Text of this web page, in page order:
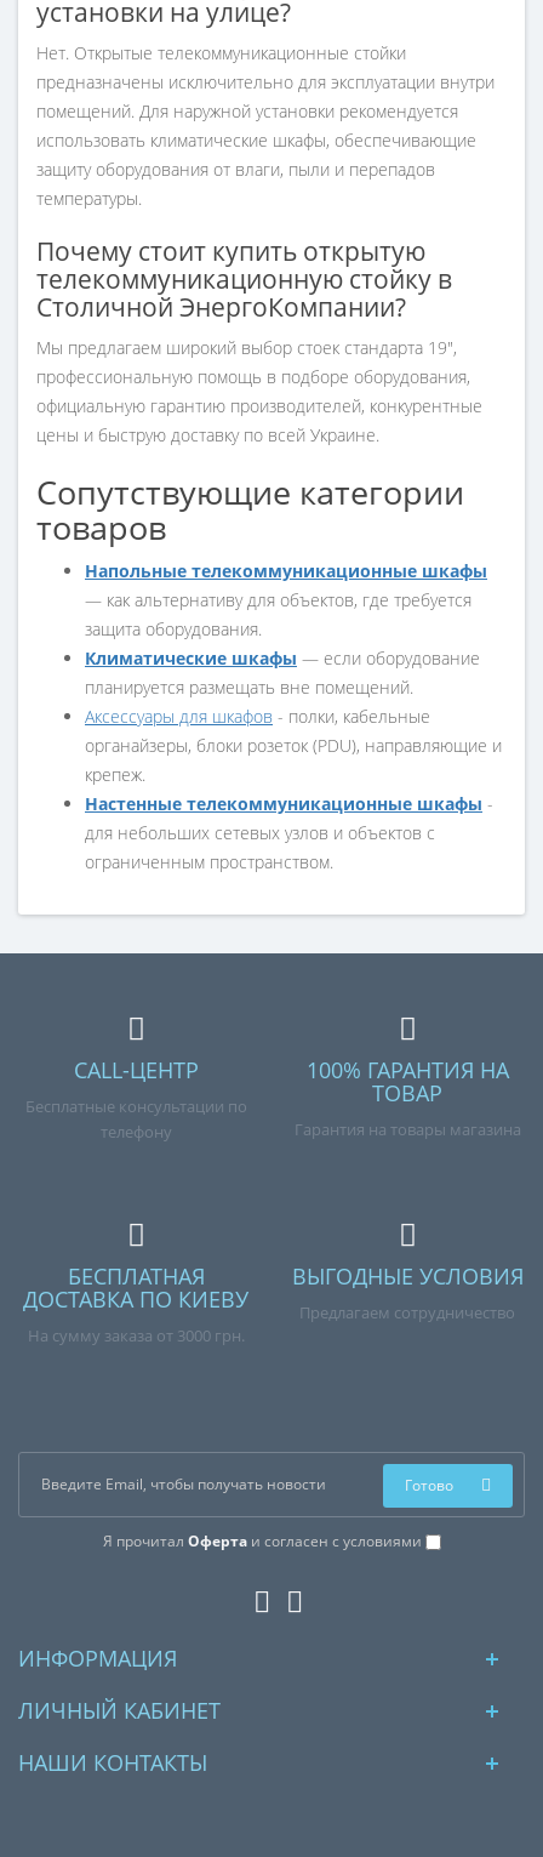
установки на улице?
Нет. Открытые телекоммуникационные стойки
предназначены исключительно для эксплуатации внутри
помещений. Для наружной установки рекомендуется
использовать климатические шкафы, обеспечивающие
защиту оборудования от влаги, пыли и перепадов
температуры.
Почему стоит купить открытую
телекоммуникационную стойку в
Столичной ЭнергоКомпании?
Мы предлагаем широкий выбор стоек стандарта 19",
профессиональную помощь в подборе оборудования,
официальную гарантию производителей, конкурентные
цены и быструю доставку по всей Украине.
Сопутствующие категории
товаров
Напольные телекоммуникационные шкафы
— как альтернативу для объектов, где требуется
защита оборудования.
Климатические шкафы — если оборудование
планируется размещать вне помещений.
Аксессуары для шкафов - полки, кабельные
органайзеры, блоки розеток (PDU), направляющие и
крепеж.
Настенные телекоммуникационные шкафы -
для небольших сетевых узлов и объектов с
ограниченным пространством.
CALL-ЦЕНТР
Бесплатные консультации по
телефону
100% ГАРАНТИЯ НА
ТОВАР
Гарантия на товары магазина
БЕСПЛАТНАЯ
ДОСТАВКА ПО КИЕВУ
На сумму заказа от 3000 грн.
ВЫГОДНЫЕ УСЛОВИЯ
Предлагаем сотрудничество
Я прочитал Офертаи согласен с условиями
Готово
ИНФОРМАЦИЯ
ЛИЧНЫЙ КАБИНЕТ
НАШИ КОНТАКТЫ